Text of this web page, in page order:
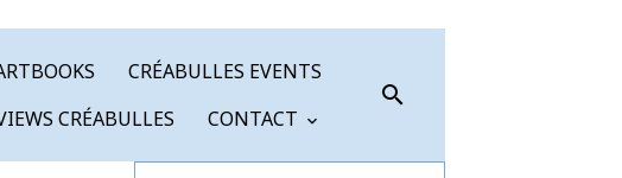
CRÉABULLES EVENTS
CRÉABULLES
CONTACT